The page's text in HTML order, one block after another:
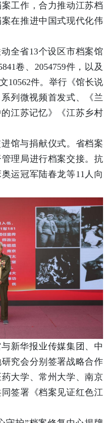
工作，合力推动江苏档
在推进中国式现代化伟
全省13个设区市档案馆
卷、2054759件，以及
10562件。举行《馆长说
列微视频首发式、《兰
江苏记忆》《江苏乡村
馆与捐献仪式。省档案
理局进行档案交接。抗
运冠军陆春龙等11人向
新华报业传媒集团、中
究会分别签署战略合作
大学、常州大学、南京
签署《档案见证红色江